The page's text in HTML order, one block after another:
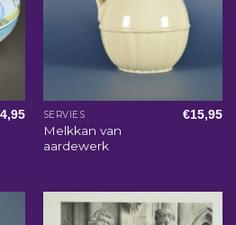
SERVIES
Melkkan van
aardewerk
€15,95